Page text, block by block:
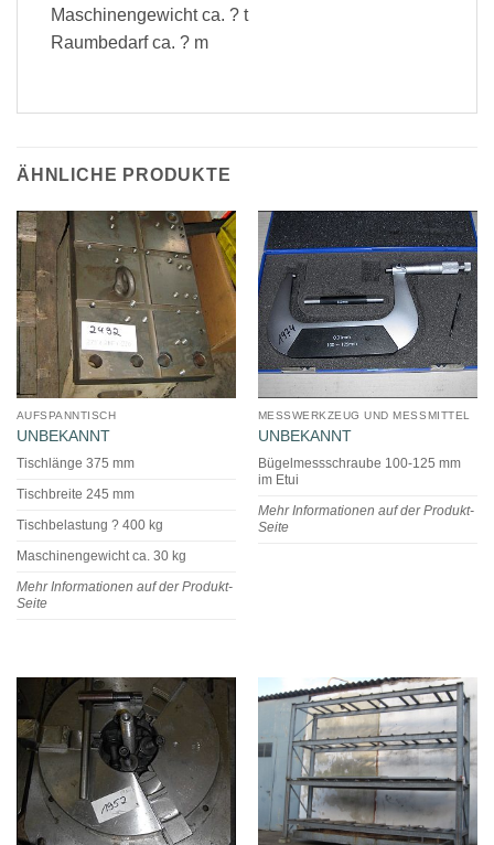
Maschinengewicht ca. ? t
Raumbedarf ca. ? m
ÄHNLICHE PRODUKTE
AUFSPANNTISCH
UNBEKANNT
Tischlänge 375 mm
Tischbreite 245 mm
Tischbelastung ? 400 kg
Maschinengewicht ca. 30 kg
Mehr Informationen auf der Produkt-
Seite
MESSWERKZEUG UND MESSMITTEL
UNBEKANNT
Bügelmessschraube 100-125 mm
im Etui
Mehr Informationen auf der Produkt-
Seite